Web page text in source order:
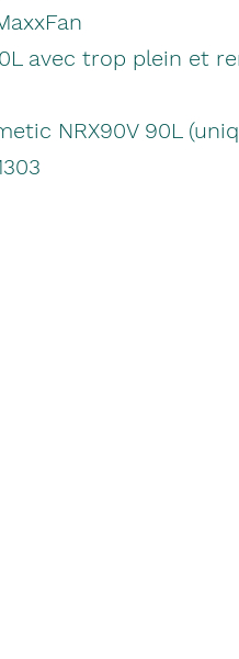
avec trop plein et
NRX90V 90L